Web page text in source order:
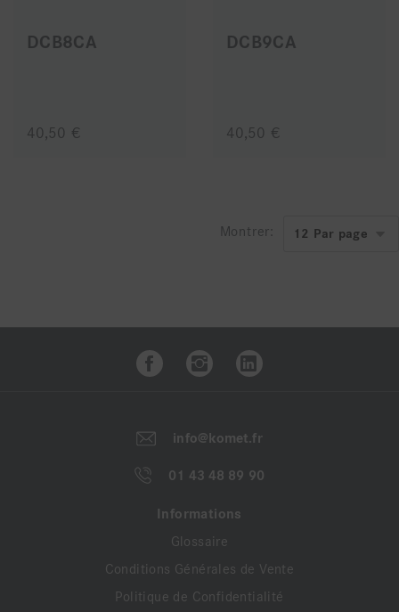
DCB8CA
40,50 €
DCB9CA
40,50 €
Montrer:
info@komet.fr
01 43 48 89 90
Informations
Glossaire
Conditions Générales de Vente
Politique de Confidentialité